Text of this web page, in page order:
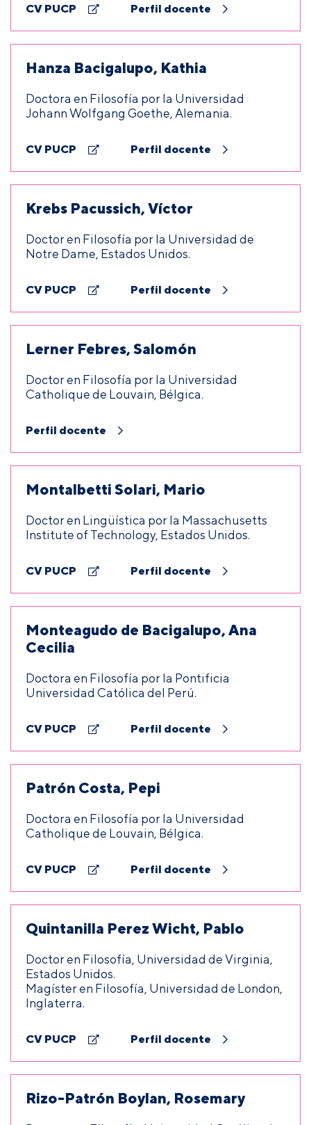
CV PUCP Perfil docente
Hanza Bacigalupo, Kathia
Doctora en Filosofía por la Universidad
Johann Wolfgang Goethe, Alemania.
CV PUCP Perfil docente
Krebs Pacussich, Víctor
Doctor en Filosofía por la Universidad de
Notre Dame, Estados Unidos.
CV PUCP Perfil docente
Lerner Febres, Salomón
Doctor en Filosofía por la Universidad
Catholique de Louvain, Bélgica.
Perfil docente
Montalbetti Solari, Mario
Doctor en Lingüística por la Massachusetts
Institute of Technology, Estados Unidos.
CV PUCP Perfil docente
Monteagudo de Bacigalupo, Ana
Cecilia
Doctora en Filosofía por la Pontificia
Universidad Católica del Perú.
CV PUCP Perfil docente
Patrón Costa, Pepi
Doctora en Filosofía por la Universidad
Catholique de Louvain, Bélgica.
CV PUCP Perfil docente
Quintanilla Perez Wicht, Pablo
Doctor en Filosofía, Universidad de Virginia,
Estados Unidos.
Magíster en Filosofía, Universidad de London,
Inglaterra.
CV PUCP Perfil docente
Rizo-Patrón Boylan, Rosemary